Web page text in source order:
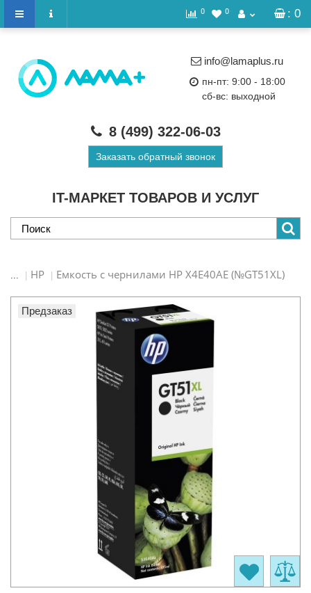
: 0
0 0
IT-МАРКЕТ ТОВАРОВ И УСЛУГ
info@lamaplus.ru
пн-пт: 9:00 - 18:00
сб-вс: выходной
8 (499) 322-06-03
Заказать обратный звонок
... HP Емкость с чернилами HP X4E40AE (№GT51XL)
Предзаказ